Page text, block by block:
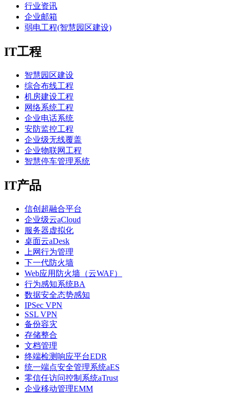
行业资讯
企业邮箱
弱电工程(智慧园区建设)
IT工程
智慧园区建设
综合布线工程
机房建设工程
网络系统工程
企业电话系统
安防监控工程
企业级无线覆盖
企业物联网工程
智慧停车管理系统
IT产品
信创超融合平台
企业级云aCloud
服务器虚拟化
桌面云aDesk
上网行为管理
下一代防火墙
Web应用防火墙（云WAF）
行为感知系统BA
数据安全态势感知
IPSec VPN
SSL VPN
备份容灾
存储整合
文档管理
终端检测响应平台EDR
统一端点安全管理系统aES
零信任访问控制系统aTrust
企业移动管理EMM